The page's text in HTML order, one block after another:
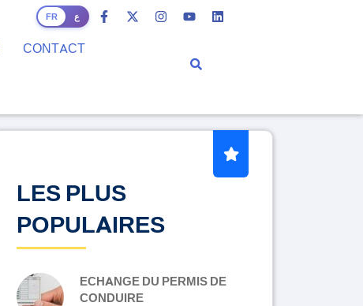
FR ع
CONTACT
LES PLUS
POPULAIRES
ECHANGE DU PERMIS DE
CONDUIRE